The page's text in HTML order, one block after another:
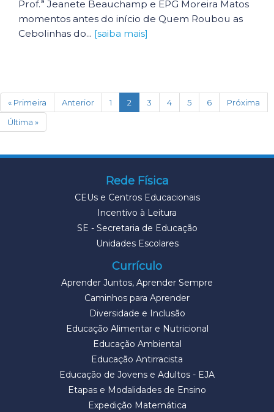
Prof.ª Jeanete Beauchamp e EPG Moreira Matos
momentos antes do início de Quem Roubou as
Cebolinhas do... [saiba mais]
« Primeira Anterior 1 2 (current)
3 4 5 6
Próxima
Última »
Rede Física
CEUs e Centros Educacionais
Incentivo à Leitura
SE - Secretaria de Educação
Unidades Escolares
Currículo
Aprender Juntos, Aprender Sempre
Caminhos para Aprender
Diversidade e Inclusão
Educação Alimentar e Nutricional
Educação Ambiental
Educação Antirracista
Educação de Jovens e Adultos - EJA
Etapas e Modalidades de Ensino
Expedição Matemática